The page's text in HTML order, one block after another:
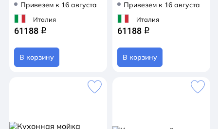
Привезем к 16 августа
Италия
61188 q
В корзину
Привезем к 16 августа
Италия
61188 q
В корзину